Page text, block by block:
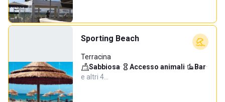
Sporting Beach
Terracina
Sabbiosa· Accesso animali· Bar·
e altri 4…